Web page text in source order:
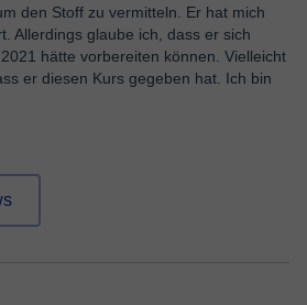
den Stoff zu vermitteln. Er hat mich
Allerdings glaube ich, dass er sich
hätte vorbereiten können. Vielleicht
er diesen Kurs gegeben hat. Ich bin